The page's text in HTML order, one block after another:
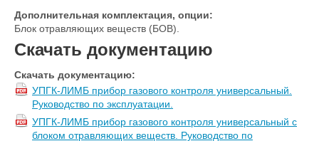
Дополнительная комплектация, опции:
Блок отравляющих веществ (БОВ).
Скачать документацию
Скачать документацию:
УПГК-ЛИМБ прибор газового контроля универсальный.
Руководство по эксплуатации.
УПГК-ЛИМБ прибор газового контроля универсальный с
блоком отравляющих веществ. Руководство по